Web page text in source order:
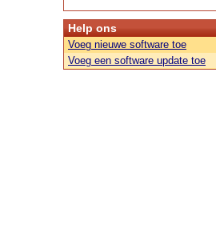
Help ons
Voeg nieuwe software toe
Voeg een software update toe